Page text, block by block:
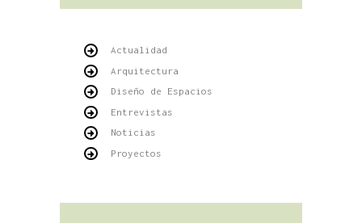
Actualidad
Arquitectura
Diseño de Espacios
Entrevistas
Noticias
Proyectos